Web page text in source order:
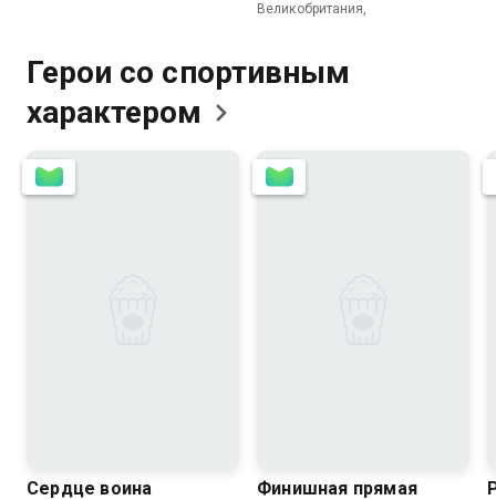
Великобритания,
Герои со спортивным
характером
Сердце воина Финишная прямая